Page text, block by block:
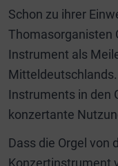
Schon zu ihrer
Thomasorganisten
Instrument als
Instruments in den
konzertante
Dass die Orgel von
Konzertinstrument